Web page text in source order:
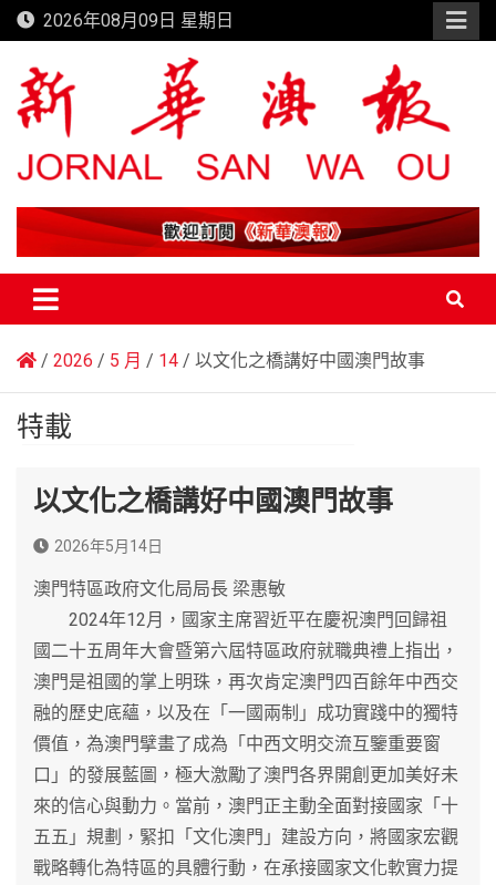
Skip
to
content
2026年08月09日 星期日
新華澳報
2026 5 月 14 以文化之橋講好中國澳門故事
特載
以文化之橋講好中國澳門故事
2026年5月14日
澳門特區政府文化局局長 梁惠敏
2024年12月，國家主席習近平在慶祝澳門回歸祖
國二十五周年大會暨第六屆特區政府就職典禮上指出，
澳門是祖國的掌上明珠，再次肯定澳門四百餘年中西交
融的歷史底蘊，以及在「一國兩制」成功實踐中的獨特
價值，為澳門擘畫了成為「中西文明交流互鑒重要窗
口」的發展藍圖，極大激勵了澳門各界開創更加美好未
來的信心與動力。當前，澳門正主動全面對接國家「十
五五」規劃，緊扣「文化澳門」建設方向，將國家宏觀
戰略轉化為特區的具體行動，在承接國家文化軟實力提